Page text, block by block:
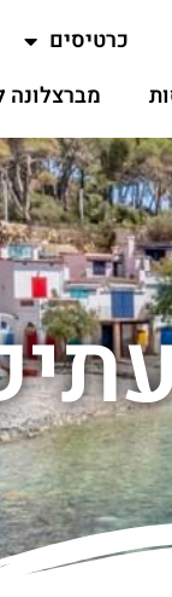
כרטיסים
מברצלונה